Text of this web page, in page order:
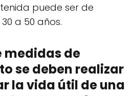
puede ser de
a 50 años.
medidas de
se deben realizar
la vida útil de una